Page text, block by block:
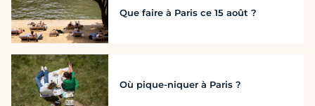
Que faire à Paris ce 15 août ?
Où pique-niquer à Paris ?